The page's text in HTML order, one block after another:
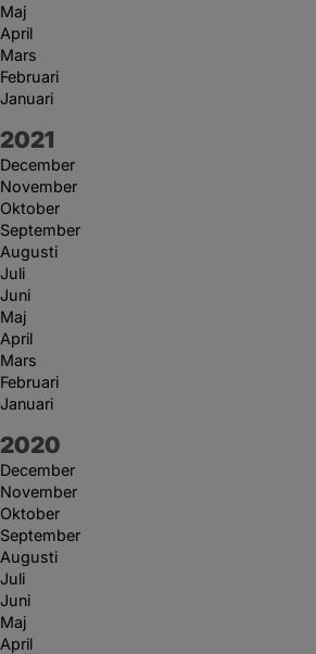
Maj
April
Mars
Februari
Januari
År:
2021
December
November
Oktober
September
Augusti
Juli
Juni
Maj
April
Mars
Februari
Januari
År:
2020
December
November
Oktober
September
Augusti
Juli
Juni
Maj
April